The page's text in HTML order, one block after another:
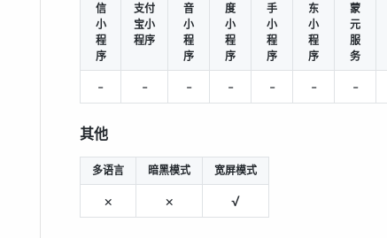
信
小
程
序
支付
宝小
程序
音
小
程
序
度
小
程
序
手
小
程
序
东
小
程
序
蒙
元
服
务
- - - - - - -
其他
多语言 暗黑模式 宽屏模式
× × √